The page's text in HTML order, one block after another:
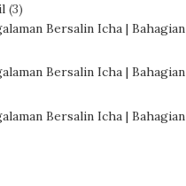
(3)
Bersalin Icha | Bahagian
Bersalin Icha | Bahagian
Bersalin Icha | Bahagian